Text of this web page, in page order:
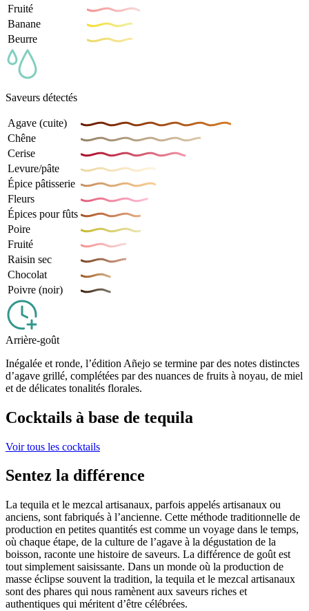
Fruité
Banane
Beurre
Saveurs détectés
Agave (cuite)
Chêne
Cerise
Levure/pâte
Épice pâtisserie
Fleurs
Épices pour fûts
Poire
Fruité
Raisin sec
Chocolat
Poivre (noir)
Arrière-goût
Inégalée et ronde, l’édition Añejo se termine par des notes distinctes
d’agave grillé, complétées par des nuances de fruits à noyau, de miel
et de délicates tonalités florales.
Cocktails à base de tequila
Voir tous les cocktails
Sentez la différence
La tequila et le mezcal artisanaux, parfois appelés artisanaux ou
anciens, sont fabriqués à l’ancienne. Cette méthode traditionnelle de
production en petites quantités est comme un voyage dans le temps,
où chaque étape, de la culture de l’agave à la dégustation de la
boisson, raconte une histoire de saveurs. La différence de goût est
tout simplement saisissante. Dans un monde où la production de
masse éclipse souvent la tradition, la tequila et le mezcal artisanaux
sont des phares qui nous ramènent aux saveurs riches et
authentiques qui méritent d’être célébrées.